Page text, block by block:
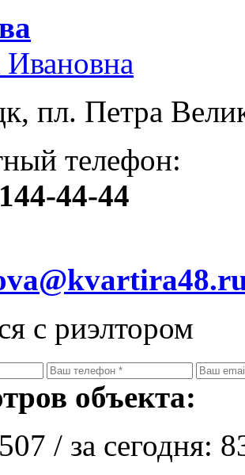
Ивановна
пл. Петра
телефон:
44-44
с риэлтором
объекта:
/ за сегодня: